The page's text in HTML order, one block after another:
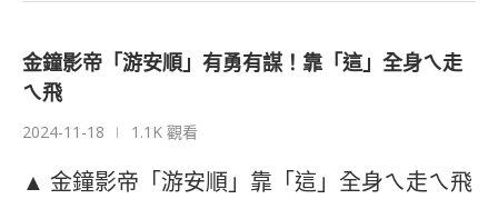
金鐘影帝「游安順」有勇有謀！靠「這」全身ㄟ走
ㄟ飛
2024-11-18 1.1K 觀看
▲ 金鐘影帝「游安順」靠「這」全身ㄟ走ㄟ飛